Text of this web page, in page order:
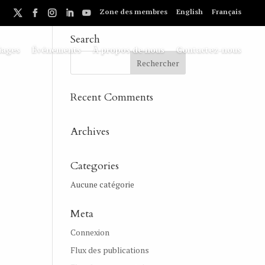
Zone des membres English Français
Événements À propos de nous Contactez-nous
Search
Recent Comments
Archives
Categories
Aucune catégorie
Meta
Connexion
Flux des publications